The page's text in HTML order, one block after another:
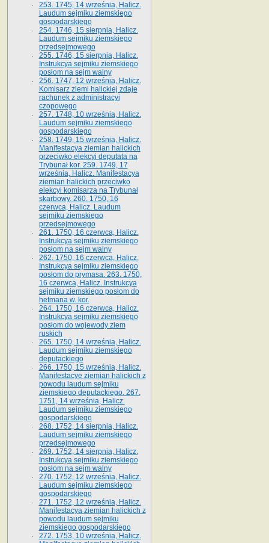
253. 1745, 14 września, Halicz.
Laudum sejmiku ziemskiego
gospodarskiego
254. 1746, 15 sierpnia, Halicz.
Laudum sejmiku ziemskiego
przedsejmowego
255. 1746, 15 sierpnia, Halicz.
Instrukcya sejmiku ziemskiego
posłom na sejm walny
256. 1747, 12 września, Halicz.
Komisarz ziemi halickiej zdaje
rachunek z administracyi
czopowego
257. 1748, 10 września, Halicz.
Laudum sejmiku ziemskiego
gospodarskiego
258. 1749, 15 września, Halicz.
Manifestacya ziemian halickich
przeciwko elekcyi deputata na
Trybunał kor. 259. 1749, 17
września, Halicz. Manifestacya
ziemian halickich przeciwko
elekcyi komisarza na Trybunał
skarbowy. 260. 1750, 16
czerwca, Halicz. Laudum
sejmiku ziemskiego
przedsejmowego
261. 1750, 16 czerwca, Halicz.
Instrukcya sejmiku ziemskiego
posłom na sejm walny
262. 1750, 16 czerwca, Halicz.
Instrukcya sejmiku ziemskiego
posłom do prymasa. 263. 1750,
16 czerwca, Halicz. Instrukcya
sejmiku ziemskiego posłom do
hetmana w. kor.
264. 1750, 16 czerwca, Halicz.
Instrukcya sejmiku ziemskiego
posłom do wojewody ziem
ruskich
265. 1750, 14 września, Halicz.
Laudum sejmiku ziemskiego
deputackiego
266. 1750, 15 września, Halicz.
Manifestacye ziemian halickich z
powodu laudum sejmiku
ziemskiego deputackiego. 267.
1751, 14 września, Halicz.
Laudum sejmiku ziemskiego
gospodarskiego
268. 1752, 14 sierpnia, Halicz.
Laudum sejmiku ziemskiego
przedsejmowego
269. 1752, 14 sierpnia, Halicz.
Instrukcya sejmiku ziemskiego
posłom na sejm walny
270. 1752, 12 września, Halicz.
Laudum sejmiku ziemskiego
gospodarskiego
271. 1752, 12 września, Halicz.
Manifestacya ziemian halickich z
powodu laudum sejmiku
ziemskiego gospodarskiego
272. 1753, 10 września, Halicz.